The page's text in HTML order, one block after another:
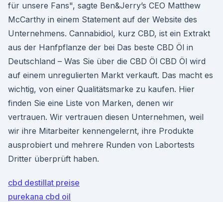
für unsere Fans", sagte Ben&Jerry’s CEO Matthew
McCarthy in einem Statement auf der Website des
Unternehmens. Cannabidiol, kurz CBD, ist ein Extrakt
aus der Hanfpflanze der bei Das beste CBD Öl in
Deutschland – Was Sie über die CBD Öl CBD Öl wird
auf einem unregulierten Markt verkauft. Das macht es
wichtig, von einer Qualitätsmarke zu kaufen. Hier
finden Sie eine Liste von Marken, denen wir
vertrauen. Wir vertrauen diesen Unternehmen, weil
wir ihre Mitarbeiter kennengelernt, ihre Produkte
ausprobiert und mehrere Runden von Labortests
Dritter überprüft haben.
cbd destillat preise
purekana cbd oil